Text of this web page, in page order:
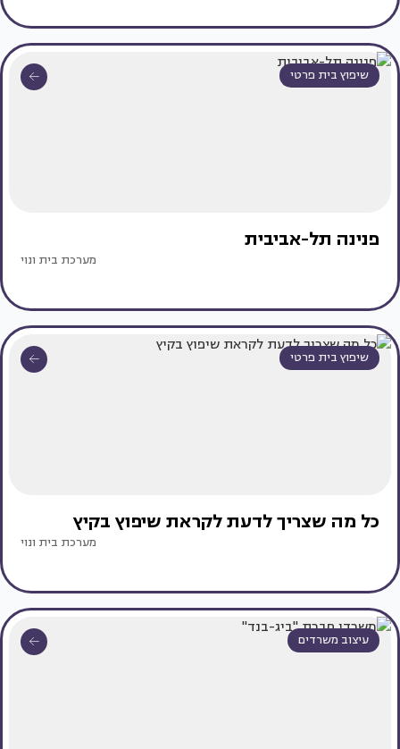
שיפוץ בית פרטי
פנינה תל-אביבית
מערכת בית ונוי
שיפוץ בית פרטי
כל מה שצריך לדעת לקראת שיפוץ בקיץ
מערכת בית ונוי
עיצוב משרדים